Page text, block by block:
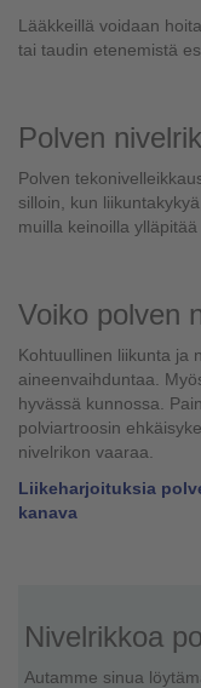
Lääkkeillä voidaan
tai taudin etenemistä
Polven
Polven
silloin, kun
muilla keinoilla
Voiko polven
Kohtuullinen liikunta ja
aineenvaihduntaa.
hyvässä kunnossa.
polviartroosin
nivelrikon vaaraa.
Liikeharjoituksia
kanava
Nivelrikkoa
Autamme sinua